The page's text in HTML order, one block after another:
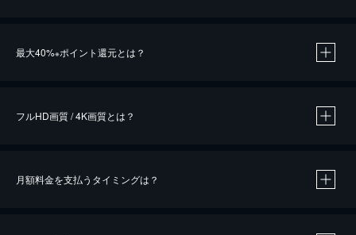
最大40%※ポイント還元とは？
※40％ポイント還元の対象は、クレジットカード決済による作品の購入 / レンタルです。
iOSアプリのUコイン決済による作品の購入 / レンタルは、20％のポイント還元です。
フルHD画質 / 4K画質とは？
月額料金を支払うタイミングは？